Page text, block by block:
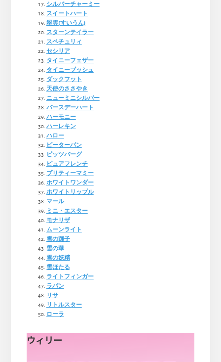
シルバーチャーミー
スイートハート
翠雲(すいうん)
スターンテイラー
スペチュリィ
セシリア
タイニーフェザー
タイニーブッシュ
ダックフット
天使のささやき
ニューミニシルバー
バースデーハート
ハーモニー
ハーレキン
ハロー
ピーターパン
ピッツバーグ
ピュアフレンチ
プリティーマミー
ホワイトワンダー
ホワイトリップル
マール
ミニ・エスター
モナリザ
ムーンライト
雪の踊子
雪の華
雪の妖精
雪ほたる
ライトフィンガー
ラパン
リサ
リトルスター
ローラ
ウィリー